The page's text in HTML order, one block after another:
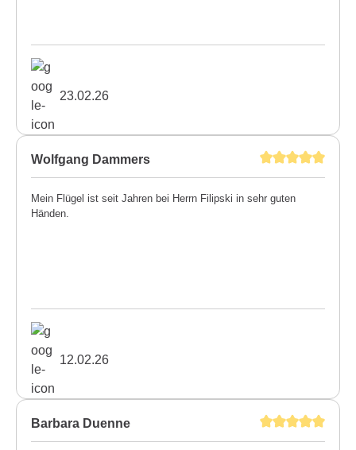
23.02.26
Wolfgang Dammers
Mein Flügel ist seit Jahren bei Herrn Filipski in sehr guten
Händen.
12.02.26
Barbara Duenne